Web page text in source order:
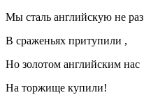
Мы сталь английскую не раз
В сраженьях притупили ,
Но золотом английским нас
На торжище купили!